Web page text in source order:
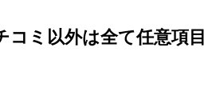
ミ以外は全て任意項